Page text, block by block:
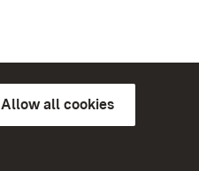
Allow all cookies